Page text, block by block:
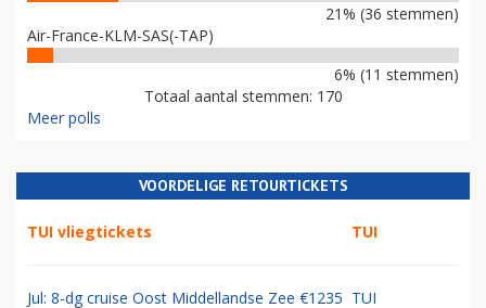
21% (36 stemmen)
Air-France-KLM-SAS(-TAP)
6% (11 stemmen)
Totaal aantal stemmen: 170
Meer polls
VOORDELIGE RETOURTICKETS
TUI vliegtickets TUI
Jul: 8-dg cruise Oost Middellandse Zee €1235 TUI